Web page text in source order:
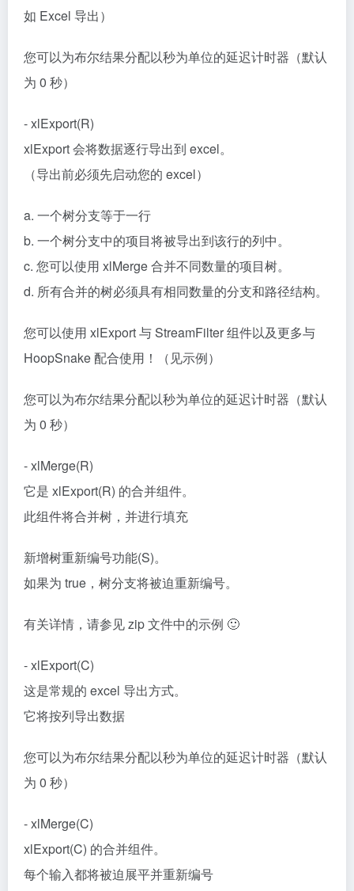
如 Excel 导出）
您可以为布尔结果分配以秒为单位的延迟计时器（默认
为 0 秒）
- xlExport(R)
xlExport 会将数据逐行导出到 excel。
（导出前必须先启动您的 excel）
a. 一个树分支等于一行
b. 一个树分支中的项目将被导出到该行的列中。
c. 您可以使用 xlMerge 合并不同数量的项目树。
d. 所有合并的树必须具有相同数量的分支和路径结构。
您可以使用 xlExport 与 StreamFilter 组件以及更多与
HoopSnake 配合使用！（见示例）
您可以为布尔结果分配以秒为单位的延迟计时器（默认
为 0 秒）
- xlMerge(R)
它是 xlExport(R) 的合并组件。
此组件将合并树，并进行填充
新增树重新编号功能(S)。
如果为 true，树分支将被迫重新编号。
有关详情，请参见 zip 文件中的示例 🙂
- xlExport(C)
这是常规的 excel 导出方式。
它将按列导出数据
您可以为布尔结果分配以秒为单位的延迟计时器（默认
为 0 秒）
- xlMerge(C)
xlExport(C) 的合并组件。
每个输入都将被迫展平并重新编号